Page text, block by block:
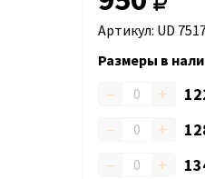
Артикул: UD
Размеры в
– +
– +
– +